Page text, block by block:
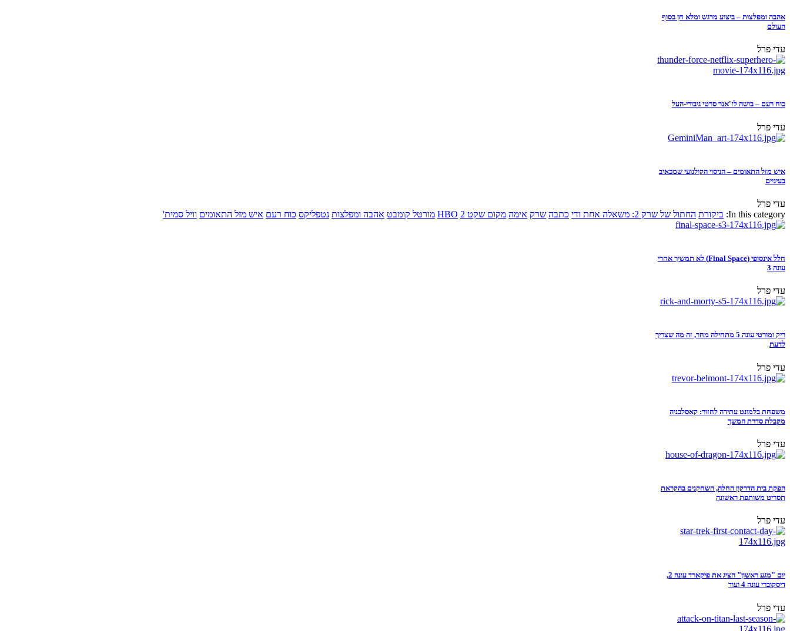
אהבה ומפלצות – ביצוע מרגש ומלא חן בסוף
העולם
עדי פרל
כוח רעם – בושה לז'אנר סרטי גיבורי-העל
עדי פרל
איש מזל התאומים – הניסוי הקולנועי שמכאיב
בעיניים
עדי פרל
In this category: ביקורת החתול של שרק 2: משאלה אחת ודי כתבה שרק אימה מקום שקט 2 HBO מורטל קומבט אהבה ומפלצות נטפליקס כוח רעם איש מזל התאומים וויל סמית'
חלל אינסופי (Final Space) לא תמשיך אחרי
עונה 3
עדי פרל
ריק ומורטי עונה 5 מתחילה מחר, זה מה שצריך
לדעת
עדי פרל
משפחת בלמונט עתידה לחזור: קאסלבניה
מקבלת סדרת המשך
עדי פרל
הפקת בית הדרקון החלה, השחקנים בהקראת
תסריט משותפת ראשונה
עדי פרל
יום "מגע ראשון" הציג את פיקארד עונה 2,
דיסקוברי עונה 4 ועוד
עדי פרל